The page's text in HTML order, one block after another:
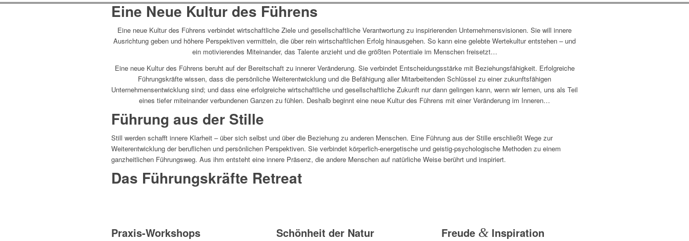
Eine Neue Kultur des Führens
Eine neue Kultur des Führens verbindet wirtschaftliche Ziele und gesellschaftliche Verantwortung zu inspirierenden Unternehmensvisionen. Sie will innere
Ausrichtung geben und höhere Perspektiven vermitteln, die über rein wirtschaftlichen Erfolg hinausgehen. So kann eine gelebte Wertekultur entstehen – und
ein motivierendes Miteinander, das Talente anzieht und die größten Potentiale im Menschen freisetzt…
Eine neue Kultur des Führens beruht auf der Bereitschaft zu innerer Veränderung. Sie verbindet Entscheidungsstärke mit Beziehungsfähigkeit. Erfolgreiche
Führungskräfte wissen, dass die persönliche Weiterentwicklung und die Befähigung aller Mitarbeitenden Schlüssel zu einer zukunftsfähigen
Unternehmensentwicklung sind; und dass eine erfolgreiche wirtschaftliche und gesellschaftliche Zukunft nur dann gelingen kann, wenn wir lernen, uns als Teil
eines tiefer miteinander verbundenen Ganzen zu fühlen. Deshalb beginnt eine neue Kultur des Führens mit einer Veränderung im Inneren…
Führung aus der Stille
Still werden schafft innere Klarheit – über sich selbst und über die Beziehung zu anderen Menschen. Eine Führung aus der Stille erschließt Wege zur
Weiterentwicklung der beruflichen und persönlichen Perspektiven. Sie verbindet körperlich-energetische und geistig-psychologische Methoden zu einem
ganzheitlichen Führungsweg. Aus ihm entsteht eine innere Präsenz, die andere Menschen auf natürliche Weise berührt und inspiriert.
Das Führungskräfte Retreat
Praxis-Workshops Schönheit der Natur Freude & Inspiration